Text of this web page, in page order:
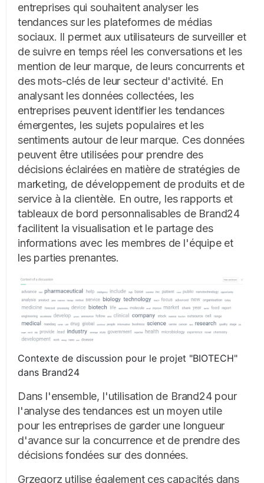
entreprises qui souhaitent analyser les
tendances sur les plateformes de médias
sociaux. Il permet aux utilisateurs de surveiller et
de suivre en temps réel les conversations et les
mention de leur marque, de leurs concurrents et
des mots-clés de leur secteur d'activité. En
analysant les données collectées, les
entreprises peuvent identifier les tendances
émergentes, les sujets populaires et les
sentiments autour de leur marque. Ces données
peuvent être utilisées pour prendre des
décisions éclairées en matière de stratégies de
marketing, de développement de produits et de
service à la clientèle. En outre, les rapports et
tableaux de bord personnalisables de Brand24
facilitent la visualisation et le partage des
informations avec les membres de l'équipe et
les parties prenantes.
Contexte de discussion pour le projet "BIOTECH"
dans Brand24
Dans l'ensemble, l'utilisation de Brand24 pour
l'analyse des tendances est un moyen utile
pour les entreprises de garder une longueur
d'avance sur la concurrence et de prendre des
décisions fondées sur des données.
Grzegorz utilise également ces capacités dans